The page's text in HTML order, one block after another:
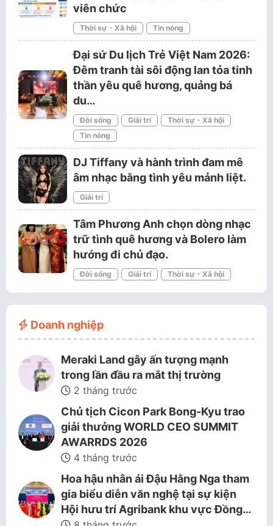
viên chức
Thời sự - Xã hội Tin nóng
Đại sứ Du lịch Trẻ Việt Nam 2026:
Đêm tranh tài sôi động lan tỏa tinh
thần yêu quê hương, quảng bá
du…
Đời sống Giải trí
Thời sự - Xã hội
Tin nóng
DJ Tiffany và hành trình đam mê
âm nhạc bằng tình yêu mảnh liệt.
Giải trí
Tâm Phương Anh chọn dòng nhạc
trữ tình quê hương và Bolero làm
hướng đi chủ đạo.
Đời sống Giải trí Thời sự - Xã hội
Doanh nghiệp
Meraki Land gây ấn tượng mạnh
trong lần đầu ra mắt thị trường
2 tháng trước
Chủ tịch Cicon Park Bong-Kyu trao
giải thưởng WORLD CEO SUMMIT
AWARRDS 2026
4 tháng trước
Hoa hậu nhân ái Đậu Hằng Nga tham
gia biểu diễn văn nghệ tại sự kiện
Hội hưu trí Agribank khu vực Đồng…